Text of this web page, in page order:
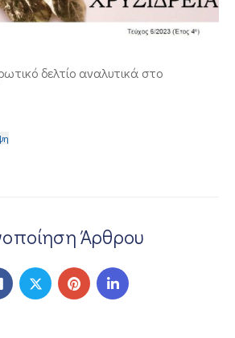
δελτίο αναλυτικά στο
Άρθρου